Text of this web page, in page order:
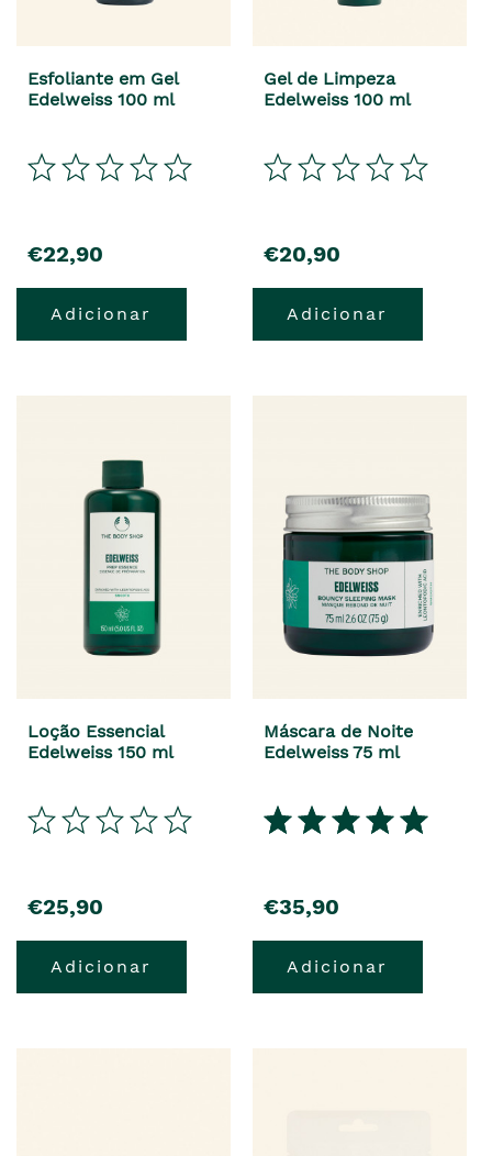
Esfoliante em Gel
Edelweiss 100 ml
precio
€22,90
Adicionar
Gel de Limpeza
Edelweiss 100 ml
precio
€20,90
Adicionar
Loção Essencial
Edelweiss 150 ml
precio
€25,90
Adicionar
Máscara de Noite
Edelweiss 75 ml
precio
€35,90
Adicionar